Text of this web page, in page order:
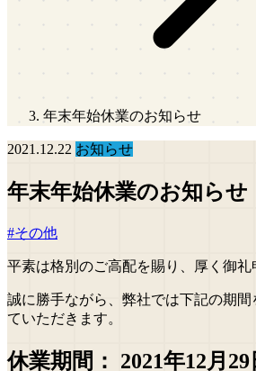
年末年始休業のお知らせ
2021.12.22 お知らせ
年末年始休業のお知らせ
#その他
平素は格別のご高配を賜り、厚く御礼
誠に勝手ながら、弊社では下記の期
ていただきます。
休業期間： 2021年12月